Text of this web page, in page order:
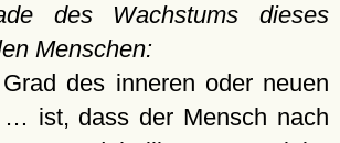
des Wachstums dieses
Menschen:
des inneren oder neuen
… ist, dass der Mensch nach